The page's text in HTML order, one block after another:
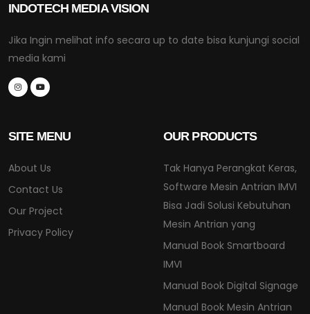
INDOTECH MEDIA VISION
Jika Ingin melihat info secara up to date bisa kunjungi social
media kami
SITE MENU
About Us
Contact Us
Our Project
Privacy Policy
OUR PRODUCTS
Tak Hanya Perangkat Keras,
Software Mesin Antrian IMVI
Bisa Jadi Solusi Kebutuhan
Mesin Antrian yang
Manual Book Smartboard
IMVI
Manual Book Digital Signage
Manual Book Mesin Antrian